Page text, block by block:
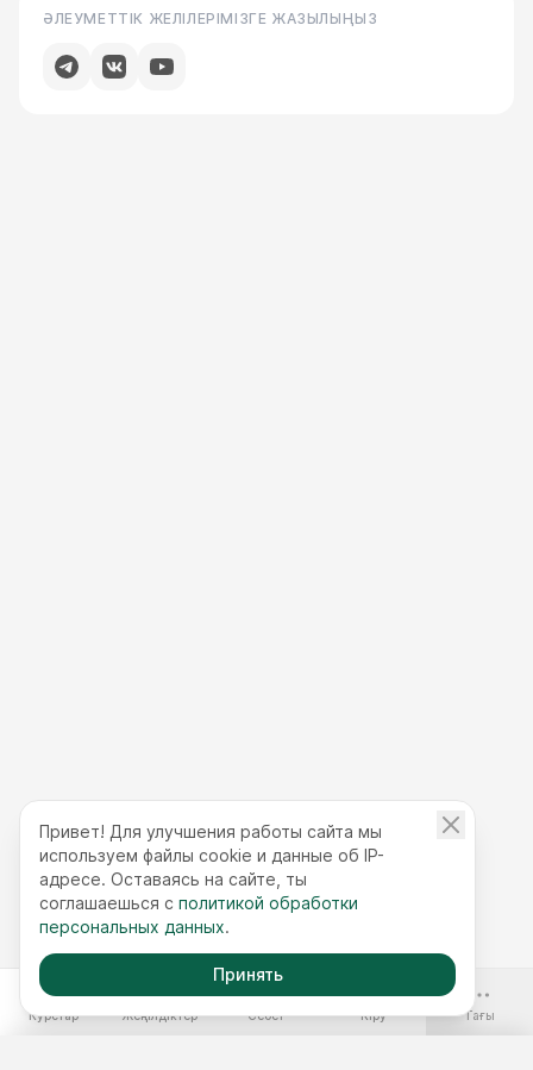
ӘЛЕУМЕТТІК ЖЕЛІЛЕРІМІЗГЕ ЖАЗЫЛЫҢЫЗ
Курстар Жеңілдіктер Себет Кіру Тағы
Привет! Для улучшения работы сайта мы
используем файлы cookie и данные об IP-
адресе. Оставаясь на сайте, ты
соглашаешься с политикой обработки
персональных данных.
Принять